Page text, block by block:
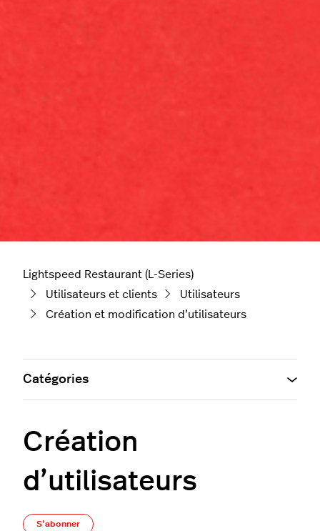
Lightspeed Restaurant (L-Series)
Utilisateurs et clients
Utilisateurs
Création et modification d’utilisateurs
Création
d’utilisateurs
S’abonner
Catégories